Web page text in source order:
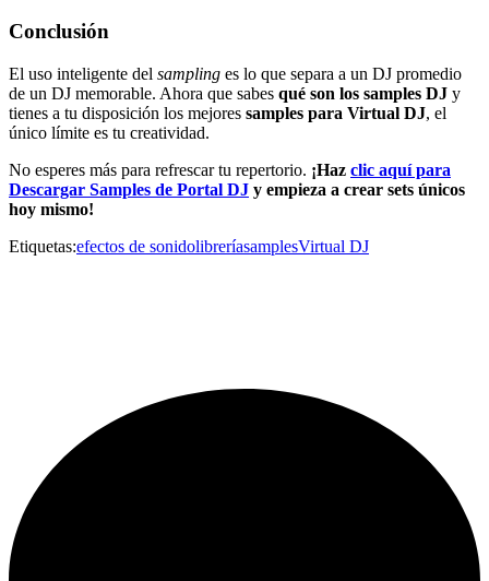
Conclusión
El uso inteligente del sampling es lo que separa a un DJ promedio
de un DJ memorable. Ahora que sabes qué son los samples DJ y
tienes a tu disposición los mejores samples para Virtual DJ, el
único límite es tu creatividad.
No esperes más para refrescar tu repertorio. ¡Haz clic aquí para
Descargar Samples de Portal DJ y empieza a crear sets únicos
hoy mismo!
Etiquetas:efectos de sonidolibreríasamplesVirtual DJ